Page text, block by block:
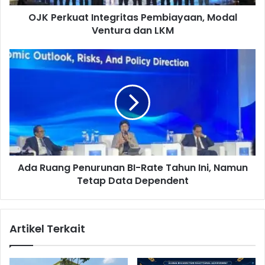
a
t
e
a
s
P
i
y
OJK Perkuat Integritas Pembiayaan, Modal
Ventura dan LKM
A
d
n
g
P
n
Ada Ruang Penurunan BI-Rate Tahun Ini, Namun
Tetap Data Dependent
Artikel Terkait